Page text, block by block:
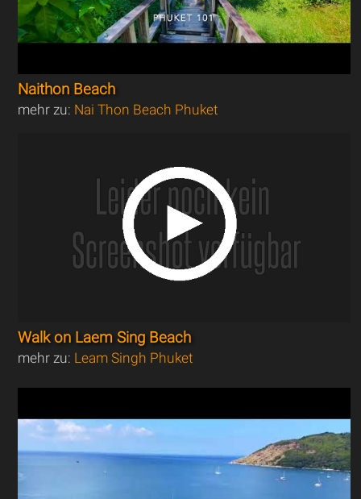
Naithon Beach
mehr zu: Nai Thon Beach Phuket
Walk on Laem Sing Beach
mehr zu: Leam Singh Phuket